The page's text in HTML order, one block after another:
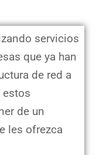
servicios
que ya han
de red a
estos
de un
les ofrezca